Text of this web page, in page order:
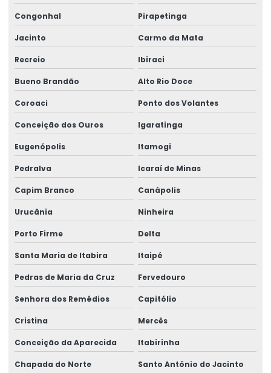
Congonhal Pirapetinga
Jacinto Carmo da Mata
Recreio Ibiraci
Bueno Brandão Alto Rio Doce
Coroaci Ponto dos Volantes
Conceição dos Ouros Igaratinga
Eugenópolis Itamogi
Pedralva Icaraí de Minas
Capim Branco Canápolis
Urucânia Ninheira
Porto Firme Delta
Santa Maria de Itabira Itaipé
Pedras de Maria da Cruz Fervedouro
Senhora dos Remédios Capitólio
Cristina Mercês
Conceição da Aparecida Itabirinha
Chapada do Norte Santo Antônio do Jacinto